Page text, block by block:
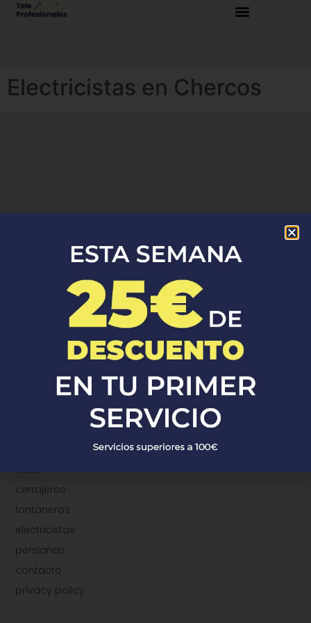
Electricistas en Chercos
TeleProfersionales
inicio
cerrajeros
fontaneros
electricistas
persianas
contacto
privacy policy
¿Donde Estamos?
¿dónde estamos?
municipios de cerrajeros
municipios de fontaneros
municipios de electricistas
municipios de instalación de persianas